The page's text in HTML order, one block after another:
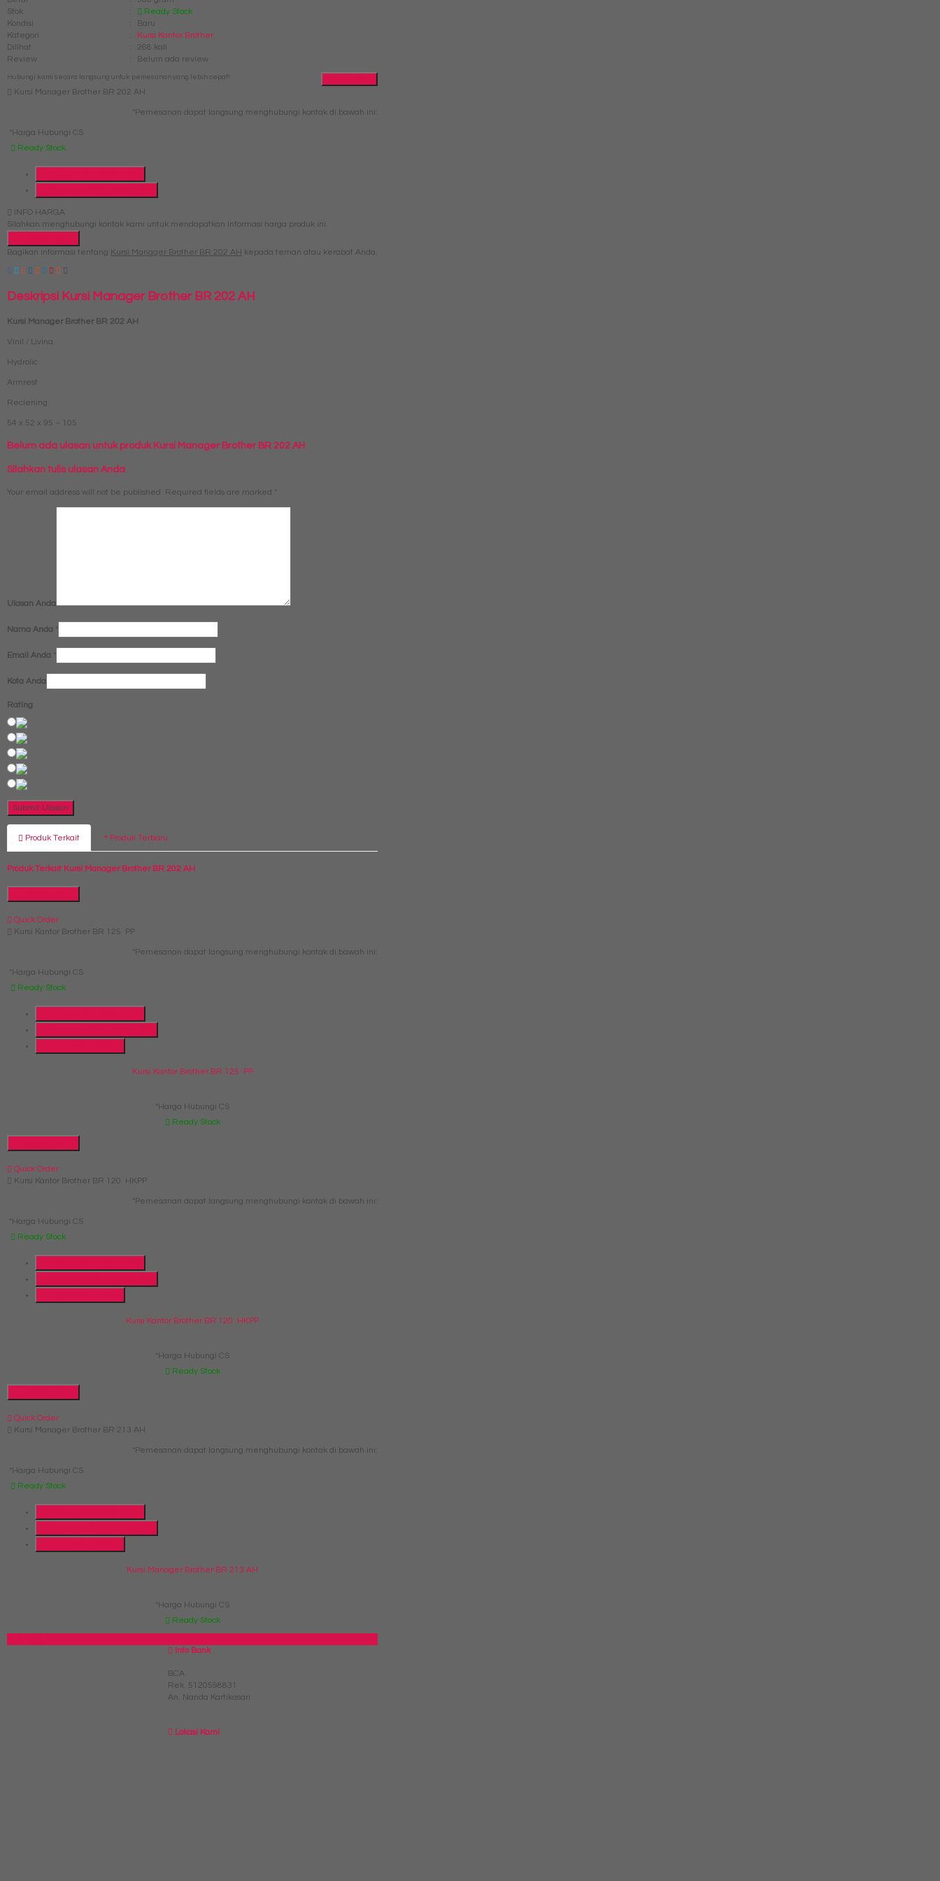
Stok
:
Ready Stock
Kondisi
:
Baru
Kategori
:
Kursi Kantor Brother
Dilihat
:
268 kali
Review
: Belum ada review
Hubungi kami secara langsung untuk pemesanan yang lebih cepat!
Kursi Manager Brother BR 202 AH
*Pemesanan dapat langsung menghubungi kontak di bawah ini:
*Harga Hubungi CS
Ready Stock
INFO HARGA
Silahkan menghubungi kontak kami untuk mendapatkan informasi harga produk ini.
Bagikan informasi tentang Kursi Manager Brother BR 202 AH kepada teman atau kerabat Anda.
Deskripsi Kursi Manager Brother BR 202 AH
Kursi Manager Brother BR 202 AH
Vinil / Livina
Hydrolic
Armrest
Reclening
54 x 52 x 95 – 105
Belum ada ulasan untuk produk Kursi Manager Brother BR 202 AH
Silahkan tulis ulasan Anda
Your email address will not be published. Required fields are marked *
Ulasan Anda
Nama Anda *
Email Anda *
Kota Anda
Rating
Produk Terkait Produk Terbaru
Produk Terkait Kursi Manager Brother BR 202 AH
Quick Order
Kursi Kantor Brother BR 125 PP
*Pemesanan dapat langsung menghubungi kontak di bawah ini:
*Harga Hubungi CS
Ready Stock
Kursi Kantor Brother BR 125 PP
*Harga Hubungi CS
Ready Stock
Quick Order
Kursi Kantor Brother BR 120 HKPP
*Pemesanan dapat langsung menghubungi kontak di bawah ini:
*Harga Hubungi CS
Ready Stock
Kursi Kantor Brother BR 120 HKPP
*Harga Hubungi CS
Ready Stock
Quick Order
Kursi Manager Brother BR 213 AH
*Pemesanan dapat langsung menghubungi kontak di bawah ini:
*Harga Hubungi CS
Ready Stock
Kursi Manager Brother BR 213 AH
*Harga Hubungi CS
Ready Stock
Info Bank
BCA
Rek. 5120598831
An. Nanda Kartikasari
Lokasi Kami